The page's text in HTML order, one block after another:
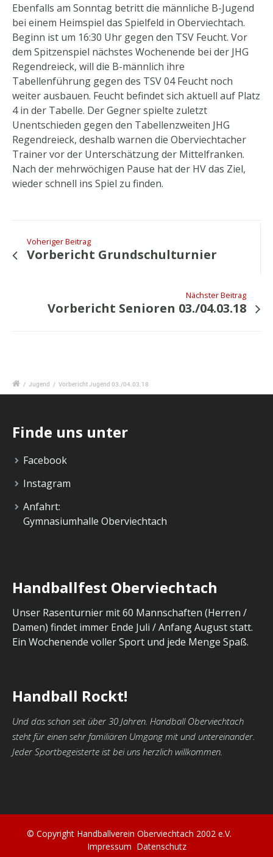
Ebenfalls am Sonntag betritt die männliche B-Jugend
bei einem Heimspiel das Spielfeld in Oberviechtach.
Beginn ist um 16:30 Uhr gegen den TSV Feucht. Vor
dem Spitzenspiel nächstes Wochenende bei der JHG
Regendreieck, will die B-männlich ihre
Tabellenführung gegen des TSV 04 Feucht noch
weiter ausbauen. Feucht befindet sich aktuell auf Platz
4 in der Tabelle. Der Gegner spielte zuletzt
Unentschieden gegen den Tabellenzweiten JHG
Regendreieck, deshalb warnen die Oberviechtacher
Trainer vor der Unterschätzung der Mittelfranken.
Nach der mehrwöchigen Pause hat der HV das Ziel,
wieder schnell ins Spiel zu finden.
Voheriger Beitrag
Vorbericht Grundschulturnier
Nächster Beitrag
Vorbericht Senioren 03./04.03.18
/ Jugend / Vorbericht Jugend 03./04.03.18
Finde uns unter
Facebook
Instagram
Anfahrt:
Gymnasiumhalle Oberviechtach
Handballfest Oberviechtach
Unser Rasenturnier mit 60 Mannschaften (Herren /
Damen) findet immer Ende Juli / Anfang August statt.
Ein Wochenende voller Sport und jede Menge Spaß.
Handball Rockt!
Und das schon seit über 30 Jahren. Handball Oberviechtach
steht für einen sehr familiären Umgang mit und untereinander.
Jeder Sportbegeisterte ist bei uns herzlich willkommen.
© Copyright Handballverein Oberviechtach 2002 e.V.
Impressum Datenschutz